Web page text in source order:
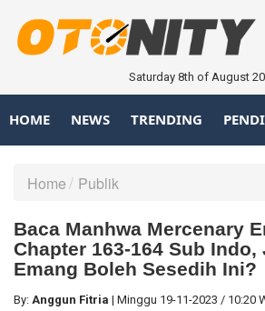
Saturday 8th of August
HOME NEWS TRENDING
Home Publik
Baca Manhwa Mercenary
Chapter 163-164 Sub
Emang Boleh Sesedih Ini?
By: Anggun Fitria | Minggu 19-11-2023 / 10:20